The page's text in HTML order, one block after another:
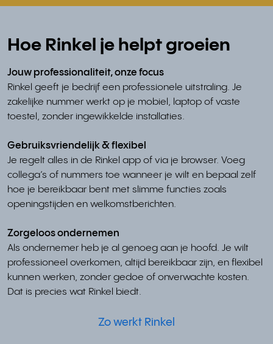
Hoe Rinkel je helpt groeien
Jouw professionaliteit, onze focus
Rinkel geeft je bedrijf een professionele uitstraling. Je
zakelijke nummer werkt op je mobiel, laptop of vaste
toestel, zonder ingewikkelde installaties.
Gebruiksvriendelijk & flexibel
Je regelt alles in de Rinkel app of via je browser. Voeg
collega’s of nummers toe wanneer je wilt en bepaal zelf
hoe je bereikbaar bent met slimme functies zoals
openingstijden en welkomstberichten.
Zorgeloos ondernemen
Als ondernemer heb je al genoeg aan je hoofd. Je wilt
professioneel overkomen, altijd bereikbaar zijn, en flexibel
kunnen werken, zonder gedoe of onverwachte kosten.
Dat is precies wat Rinkel biedt.
Zo werkt Rinkel